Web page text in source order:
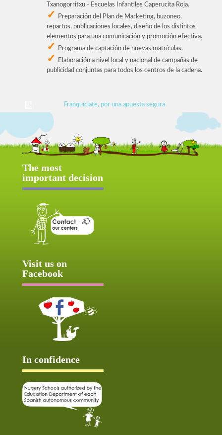
Txanogorritxu - Escuelas Infantiles Caperucita Roja.
Preparación del Plan de Marketing, buzoneo,
repartos, publicaciones locales, diseño de los distintos
elementos para una comunicación y promoción efectiva.
Programa de captación de nuevas matrículas.
Elaboración a nivel local y nacional de campañas de
publicidad conjuntas para todos los centros de la cadena.
Franquíciate, por una apuesta segura
The most
important decision
Visit us on
Facebook
In confidence